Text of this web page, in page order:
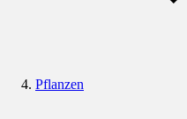
Pflanzen